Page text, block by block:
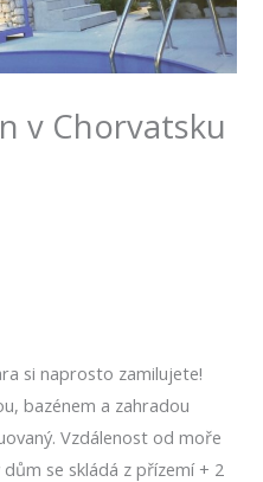
v Chorvatsku
si naprosto zamilujete!
bazénem a zahradou
Vzdálenost od moře
se skládá z přízemí + 2